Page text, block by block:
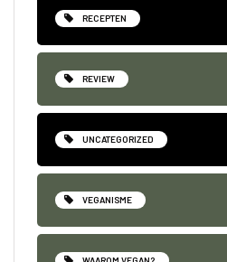
RECEPTEN
REVIEW
UNCATEGORIZED
VEGANISME